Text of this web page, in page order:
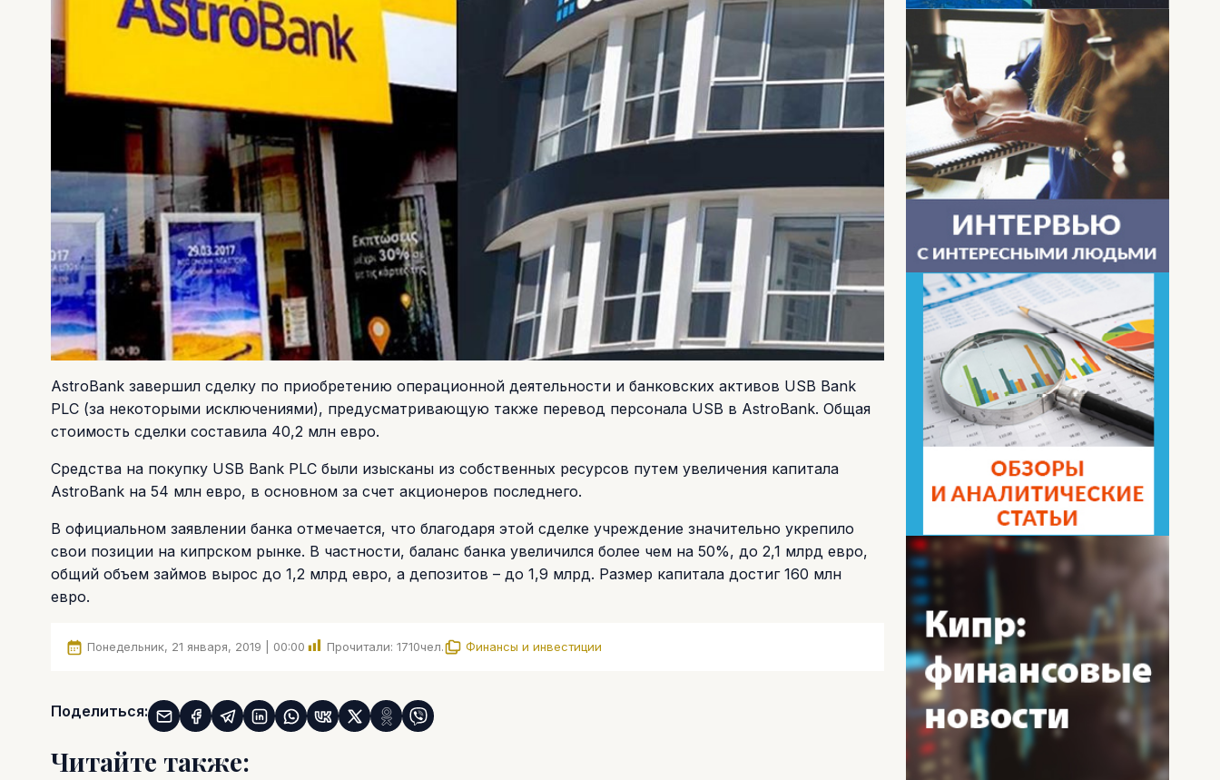
AstroBank завершил сделку по приобретению операционной деятельности и банковских активов USB Bank
PLC (за некоторыми исключениями), предусматривающую также перевод персонала USB в AstroBank. Общая
стоимость сделки составила 40,2 млн евро.
Средства на покупку USB Bank PLC были изысканы из собственных ресурсов путем увеличения капитала
AstroBank на 54 млн евро, в основном за счет акционеров последнего.
В официальном заявлении банка отмечается, что благодаря этой сделке учреждение значительно укрепило
свои позиции на кипрском рынке. В частности, баланс банка увеличился более чем на 50%, до 2,1 млрд евро,
общий объем займов вырос до 1,2 млрд евро, а депозитов – до 1,9 млрд. Размер капитала достиг 160 млн
евро.
Понедельник, 21 января, 2019 | 00:00 Прочитали: 1710чел. Финансы и инвестиции
Поделиться:
Читайте также: